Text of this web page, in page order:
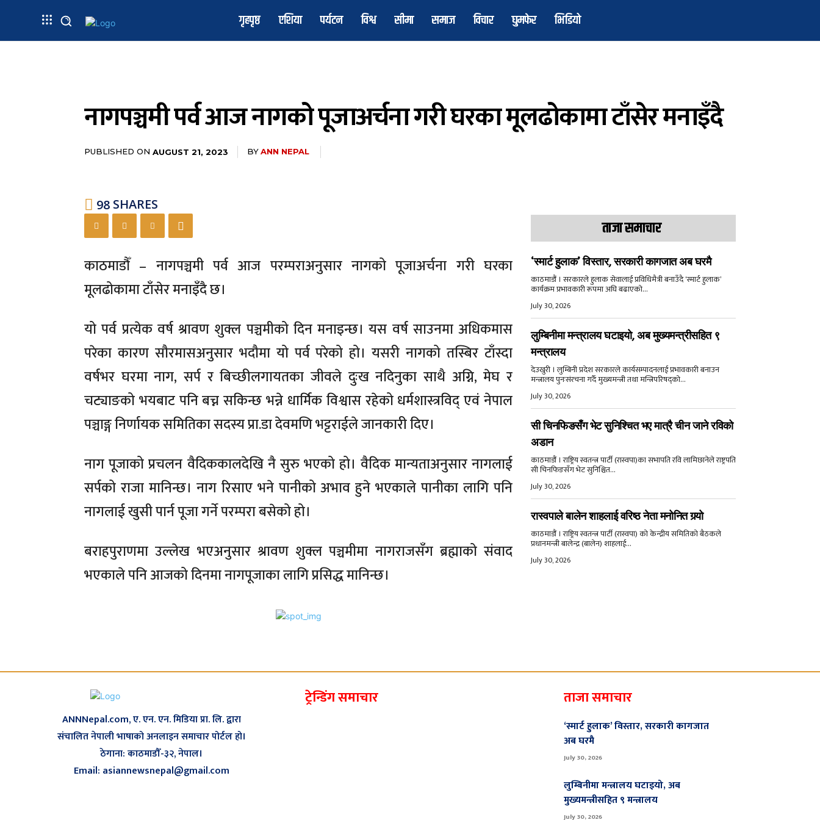
गृहपृष्ठ एशिया पर्यटन विश्व सीमा समाज विचार घुमफेर भिडियो
नागपञ्चमी पर्व आज नागको पूजाअर्चना गरी घरका मूलढोकामा टाँसेर मनाइँदै
PUBLISHED ON AUGUST 21, 2023 BYANN NEPAL
98 SHARES
काठमाडौँ – नागपञ्चमी पर्व आज परम्पराअनुसार नागको पूजाअर्चना गरी घरका
मूलढोकामा टाँसेर मनाइँदै छ।
यो पर्व प्रत्येक वर्ष श्रावण शुक्ल पञ्चमीको दिन मनाइन्छ। यस वर्ष साउनमा अधिकमास
परेका कारण सौरमासअनुसार भदौमा यो पर्व परेको हो। यसरी नागको तस्बिर टाँस्दा
वर्षभर घरमा नाग, सर्प र बिच्छीलगायतका जीवले दुःख नदिनुका साथै अग्नि, मेघ र
चट्याङको भयबाट पनि बच्न सकिन्छ भन्ने धार्मिक विश्वास रहेको धर्मशास्त्रविद् एवं नेपाल
पञ्चाङ्ग निर्णायक समितिका सदस्य प्रा.डा देवमणि भट्टराईले जानकारी दिए।
नाग पूजाको प्रचलन वैदिककालदेखि नै सुरु भएको हो। वैदिक मान्यताअनुसार नागलाई
सर्पको राजा मानिन्छ। नाग रिसाए भने पानीको अभाव हुने भएकाले पानीका लागि पनि
नागलाई खुसी पार्न पूजा गर्ने परम्परा बसेको हो।
बराहपुराणमा उल्लेख भएअनुसार श्रावण शुक्ल पञ्चमीमा नागराजसँग ब्रह्माको संवाद
भएकाले पनि आजको दिनमा नागपूजाका लागि प्रसिद्ध मानिन्छ।
ताजा समाचार
‘स्मार्ट हुलाक’ विस्तार, सरकारी कागजात अब घरमै
काठमाडौं । सरकारले हुलाक सेवालाई प्रविधिमैत्री बनाउँदै ‘स्मार्ट हुलाक’
कार्यक्रम प्रभावकारी रूपमा अघि बढाएको...
July 30, 2026
लुम्बिनीमा मन्त्रालय घटाइयो, अब मुख्यमन्त्रीसहित ९
मन्त्रालय
देउखुरी । लुम्बिनी प्रदेश सरकारले कार्यसम्पादनलाई प्रभावकारी बनाउन
मन्त्रालय पुनःसंरचना गर्दै मुख्यमन्त्री तथा मन्त्रिपरिषद्को...
July 30, 2026
सी चिनफिङसँग भेट सुनिश्चित भए मात्रै चीन जाने रविको
अडान
काठमाडौं । राष्ट्रिय स्वतन्त्र पार्टी (रास्वपा)का सभापति रवि लामिछानेले राष्ट्रपति
सी चिनफिङसँग भेट सुनिश्चित...
July 30, 2026
रास्वपाले बालेन शाहलाई वरिष्ठ नेता मनोनित गर्‍यो
काठमाडौं । राष्ट्रिय स्वतन्त्र पार्टी (रास्वपा) को केन्द्रीय समितिको बैठकले
प्रधानमन्त्री बालेन्द्र (बालेन) शाहलाई...
July 30, 2026
ANNNepal.com, ए. एन. एन. मिडिया प्रा. लि. द्वारा
संचालित नेपाली भाषाको अनलाइन समाचार पोर्टल हो।
ठेगाना: काठमाडौँ-३२, नेपाल।
Email: asiannewsnepal@gmail.com
ट्रेन्डिंग समाचार ताजा समाचार
‘स्मार्ट हुलाक’ विस्तार, सरकारी कागजात
अब घरमै
July 30, 2026
लुम्बिनीमा मन्त्रालय घटाइयो, अब
मुख्यमन्त्रीसहित ९ मन्त्रालय
July 30, 2026